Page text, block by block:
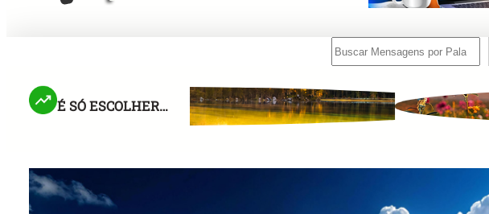
Search
É SÓ ESCOLHER…
Acolher e Respeitar o Livre-Arbítrio Não Tenha Medo de Espíritos: A